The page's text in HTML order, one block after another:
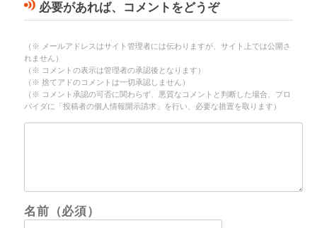
必要があれば、コメントをどうぞ
（※ メールアドレスはサイト管理者には伝わりますが、サイト上では公開さ
れません）
（※ コメントの表示は管理者の承認後となります）
（※ 捨てアドのコメントは一切承認しません）
（※ コメント承認の可否に関わらず、悪質なコメントと判断した場合、プロ
バイダに「投稿者の個人情報開示請求」を行い、必要な措置を取ります）
名前（必須）